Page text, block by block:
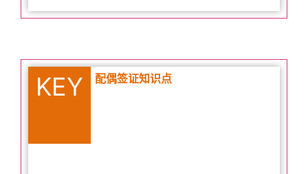
KEY 配偶签证知识点